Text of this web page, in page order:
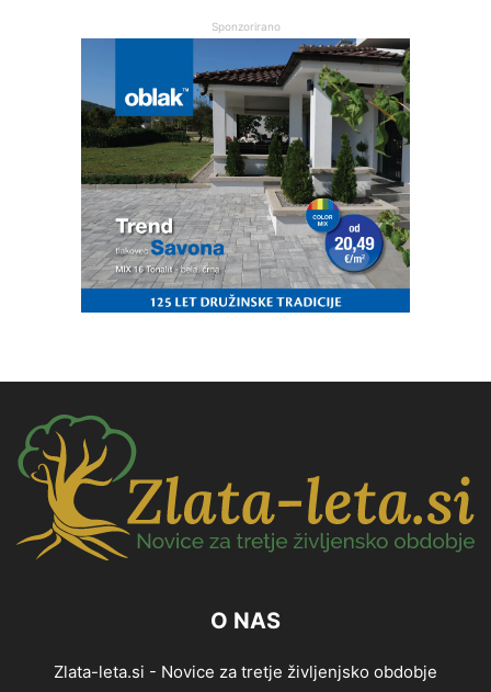
Sponzorirano
O NAS
Zlata-leta.si - Novice za tretje življenjsko obdobje